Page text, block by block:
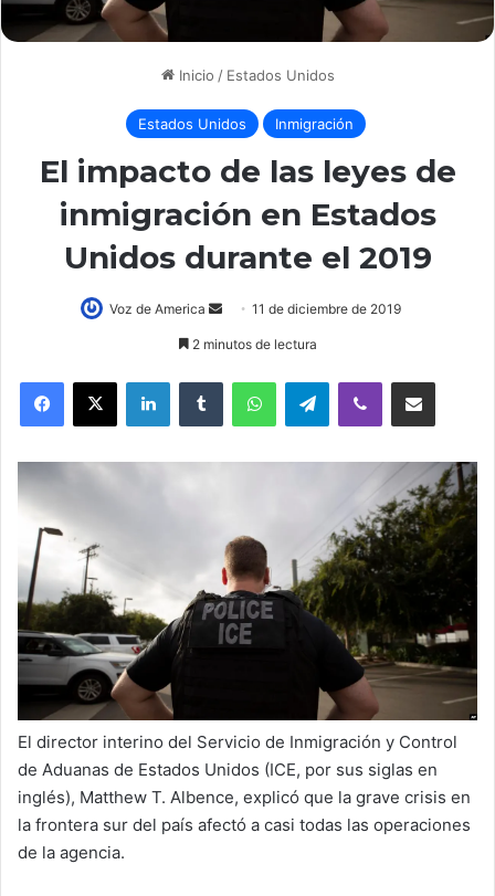
Inicio / Estados Unidos
Estados Unidos Inmigración
El impacto de las leyes de
inmigración en Estados
Unidos durante el 2019
Voz de America
d
i
l
11 de diciembre de 2019
2 minutos de lectura
Telegram
El director interino del Servicio de Inmigración y Control
de Aduanas de Estados Unidos (ICE, por sus siglas en
inglés), Matthew T. Albence, explicó que la grave crisis en
la frontera sur del país afectó a casi todas las operaciones
de la agencia.